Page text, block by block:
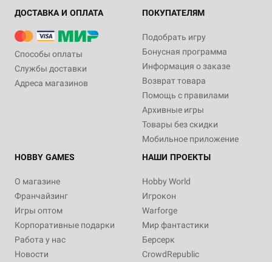
ДОСТАВКА И ОПЛАТА
Способы оплаты
Службы доставки
Адреса магазинов
ПОКУПАТЕЛЯМ
Подобрать игру
Бонусная программа
Информация о заказе
Возврат товара
Помощь с правилами
Архивные игры
Товары без скидки
Мобильное приложение
HOBBY GAMES
О магазине
Франчайзинг
Игры оптом
Корпоративные подарки
Работа у нас
Новости
НАШИ ПРОЕКТЫ
Hobby World
Игрокон
Warforge
Мир фантастики
Берсерк
CrowdRepublic